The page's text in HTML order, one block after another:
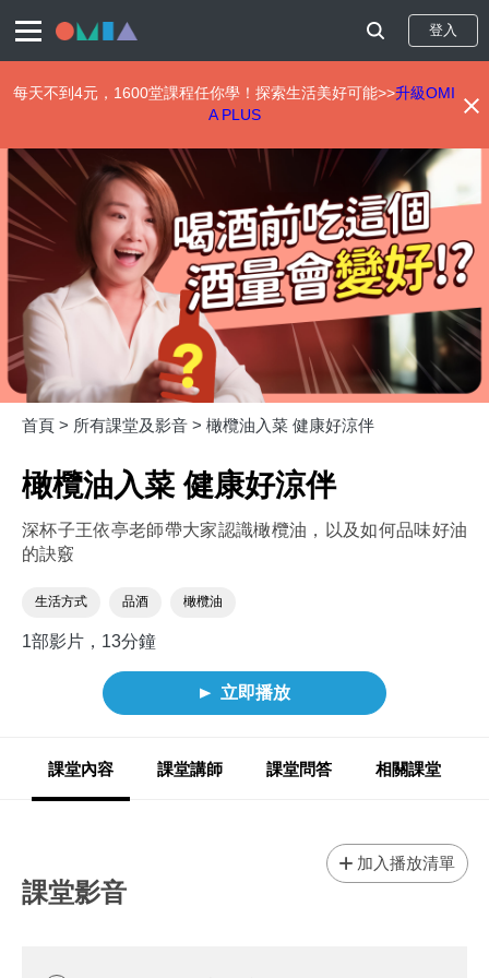
主
內
容
登入
每天不到4元，1600堂課程任你學！探索生活美好可能>>升級OMI
A PLUS
首頁 > 所有課堂及影音 > 橄欖油入菜 健康好涼伴
橄欖油入菜 健康好涼伴
深杯子王依亭老師帶大家認識橄欖油，以及如何品味好油
的訣竅
生活方式 品酒 橄欖油
1部影片，13分鐘
立即播放
課堂內容 課堂講師 課堂問答 相關課堂
課堂影音
加入播放清單